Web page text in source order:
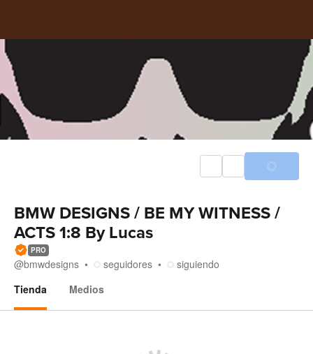
BMW DESIGNS / BE MY WITNESS /
ACTS 1:8 By Lucas
PRO
@bmwdesigns seguidores
siguiendo
Tienda
Medios